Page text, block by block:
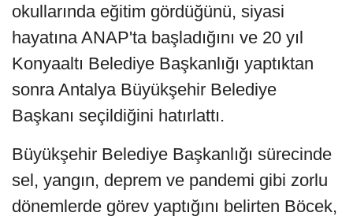
okullarında eğitim gördüğünü, siyasi
hayatına ANAP'ta başladığını ve 20 yıl
Konyaaltı Belediye Başkanlığı yaptıktan
sonra Antalya Büyükşehir Belediye
Başkanı seçildiğini hatırlattı.
Büyükşehir Belediye Başkanlığı sürecinde
sel, yangın, deprem ve pandemi gibi zorlu
dönemlerde görev yaptığını belirten Böcek,